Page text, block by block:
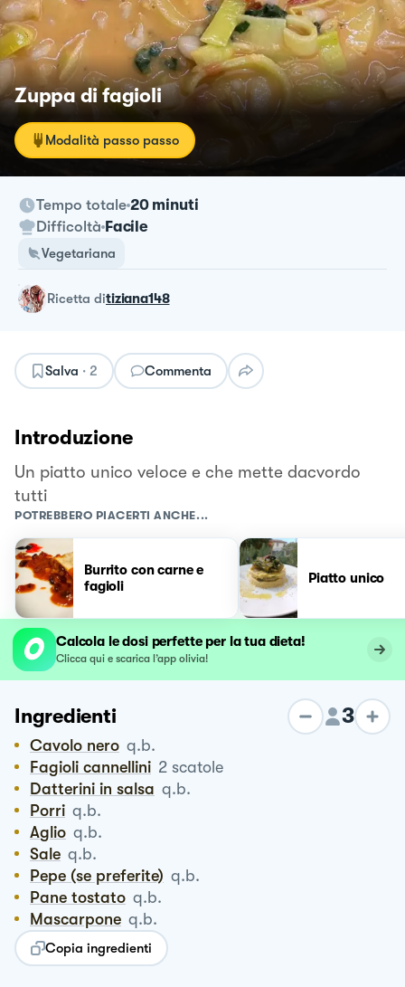
Zuppa di fagioli
Modalità passo passo
Tempo totale 20 minuti
Difficoltà Facile
Vegetariana
ricetta ditiziana148
Salva · 2 Commenta
Introduzione
Un piatto unico veloce e che mette dacvordo
tutti
POTREBBERO PIACERTI ANCHE...
Burrito con carne e
fagioli
Piatto unico
Calcola le dosi perfette per la tua dieta!
Clicca qui e scarica l’app olivia!
Ingredienti 3
Cavolo nero q.b.
Fagioli cannellini 2 scatole
Datterini in salsa q.b.
Porri q.b.
Aglio q.b.
Sale q.b.
Pepe (se preferite) q.b.
Pane tostato q.b.
Mascarpone q.b.
Copia ingredienti